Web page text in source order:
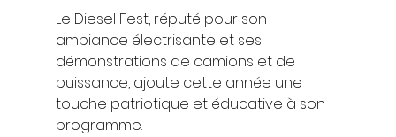
Le Diesel Fest, réputé pour son
ambiance électrisante et ses
démonstrations de camions et de
puissance, ajoute cette année une
touche patriotique et éducative à son
programme.